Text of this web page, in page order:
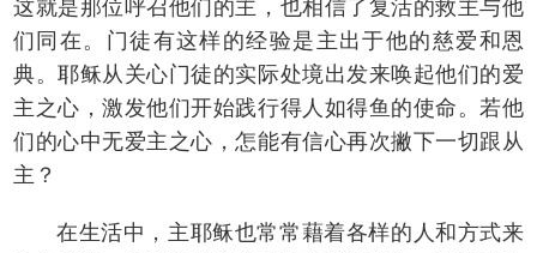
这就是那位呼召他们的主，也相信了复活的救主与他
们同在。门徒有这样的经验是主出于他的慈爱和恩
典。耶稣从关心门徒的实际处境出发来唤起他们的爱
主之心，激发他们开始践行得人如得鱼的使命。若他
们的心中无爱主之心，怎能有信心再次撇下一切跟从
主？
在生活中，主耶稣也常常藉着各样的人和方式来